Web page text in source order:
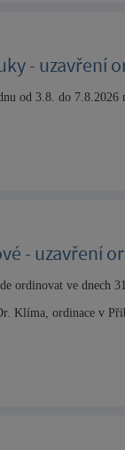
- uzavření
od 3.8. do
- uzavření
ordinovat ve dnech
Klíma, ordinace v